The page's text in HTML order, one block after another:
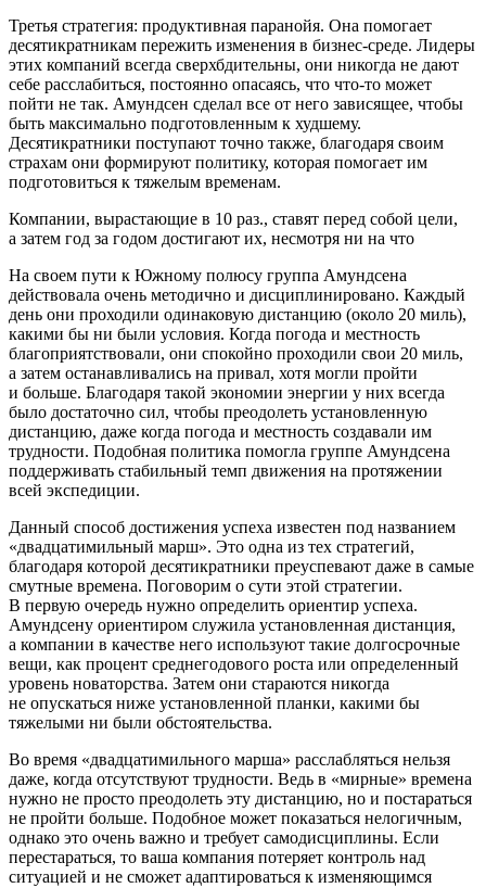
Третья стратегия: продуктивная паранойя. Она помогает
десятикратникам пережить изменения в бизнес-среде. Лидеры
этих компаний всегда сверхбдительны, они никогда не дают
себе расслабиться, постоянно опасаясь, что что-то может
пойти не так. Амундсен сделал все от него зависящее, чтобы
быть максимально подготовленным к худшему.
Десятикратники поступают точно также, благодаря своим
страхам они формируют политику, которая помогает им
подготовиться к тяжелым временам.
Компании, вырастающие в 10 раз., ставят перед собой цели,
а затем год за годом достигают их, несмотря ни на что
На своем пути к Южному полюсу группа Амундсена
действовала очень методично и дисциплинировано. Каждый
день они проходили одинаковую дистанцию (около 20 миль),
какими бы ни были условия. Когда погода и местность
благоприятствовали, они спокойно проходили свои 20 миль,
а затем останавливались на привал, хотя могли пройти
и больше. Благодаря такой экономии энергии у них всегда
было достаточно сил, чтобы преодолеть установленную
дистанцию, даже когда погода и местность создавали им
трудности. Подобная политика помогла группе Амундсена
поддерживать стабильный темп движения на протяжении
всей экспедиции.
Данный способ достижения успеха известен под названием
«двадцатимильный марш». Это одна из тех стратегий,
благодаря которой десятикратники преуспевают даже в самые
смутные времена. Поговорим о сути этой стратегии.
В первую очередь нужно определить ориентир успеха.
Амундсену ориентиром служила установленная дистанция,
а компании в качестве него используют такие долгосрочные
вещи, как процент среднегодового роста или определенный
уровень новаторства. Затем они стараются никогда
не опускаться ниже установленной планки, какими бы
тяжелыми ни были обстоятельства.
Во время «двадцатимильного марша» расслабляться нельзя
даже, когда отсутствуют трудности. Ведь в «мирные» времена
нужно не просто преодолеть эту дистанцию, но и постараться
не пройти больше. Подобное может показаться нелогичным,
однако это очень важно и требует самодисциплины. Если
перестараться, то ваша компания потеряет контроль над
ситуацией и не сможет адаптироваться к изменяющимся